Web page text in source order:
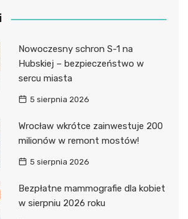
Nowoczesny schron S-1 na
Hubskiej – bezpieczeństwo w
sercu miasta
5 sierpnia 2026
Wrocław wkrótce zainwestuje 200
milionów w remont mostów!
5 sierpnia 2026
Bezpłatne mammografie dla kobiet
w sierpniu 2026 roku